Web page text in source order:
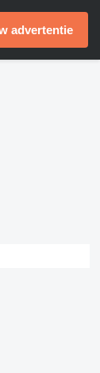
advertentie